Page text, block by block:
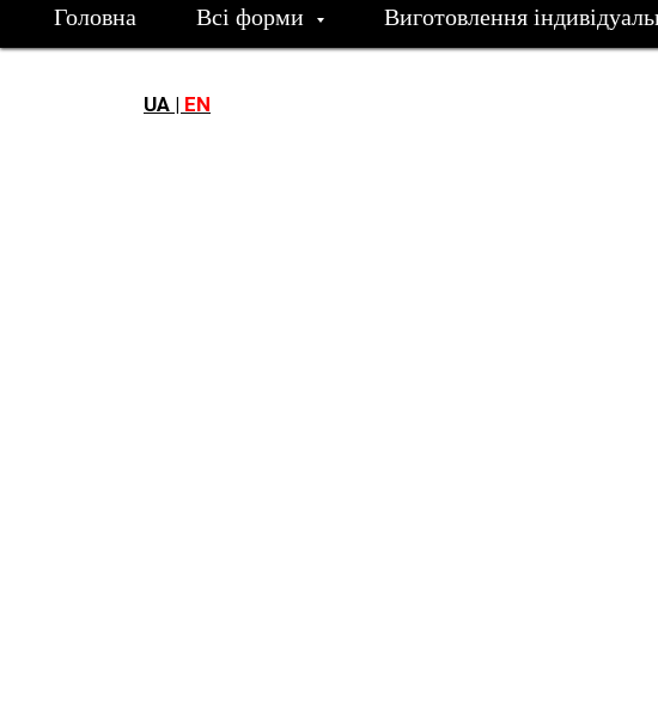
Головна Всі форми Виготовлення
UA | EN